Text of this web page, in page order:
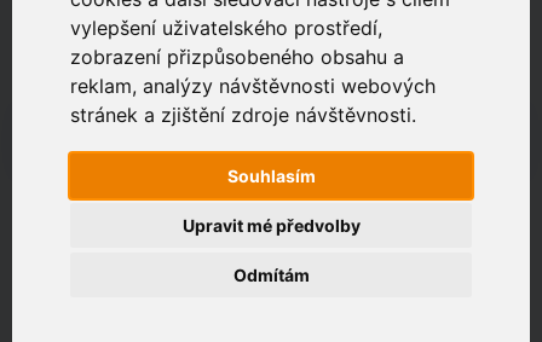
vylepšení uživatelského prostředí,
zobrazení přizpůsobeného obsahu a
reklam, analýzy návštěvnosti webových
stránek a zjištění zdroje návštěvnosti.
Souhlasím
Odmítám
Upravit mé předvolby
Zákaznický portál
Jak rychlé je připojení na vaší adrese?